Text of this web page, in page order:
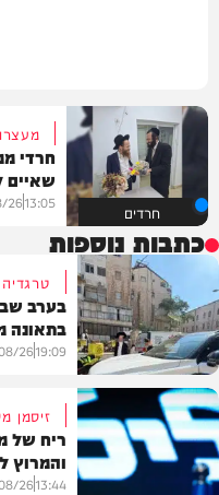
חרדים
חרדי
שאיים
13:05
26
כתבות נוספות
בארץ
בערב
בתאונה
19:09
26
זיסמן
ריח של
והמרוץ
13:44
26